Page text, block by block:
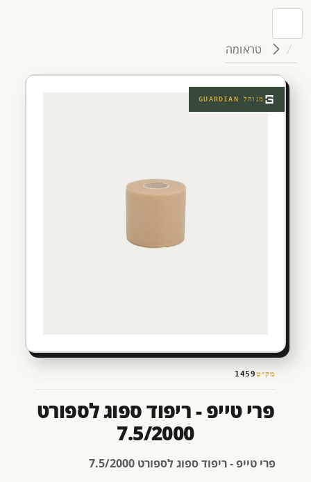
טראומה
מנוהל GUARDIAN
מק״ט1459
פרי טייפ - ריפוד ספוג לספורט
7.5/2000
פרי טייפ - ריפוד ספוג לספורט 7.5/2000